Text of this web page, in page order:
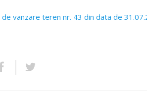
vanzare teren nr. 43 din data de